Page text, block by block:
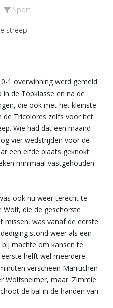
Sport
1 overwinning werd gemeld
de Topklasse en na de
die ook met het kleinste
de Tricolores zelfs voor het
Wie had dat een maand
vier wedstrijden voor de
een elfde plaats geknokt.
minimaal vastgehouden
ook nu weer terecht te
Wolf, die de geschorste
missen, was vanaf de eerste
stond weer als een
bij machte om kansen te
helft wel meerdere
verscheen Marruchen
Wolfsheimer, maar 'Zimmie'
de bal in de handen van